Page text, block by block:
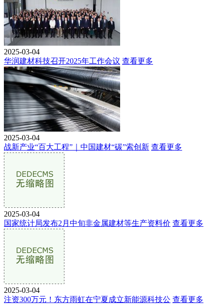
2025-03-04
华润建材科技召开2025年工作会议 查看更多
2025-03-04
战新产业“百大工程”｜中国建材“碳”索创新 查看更多
2025-03-04
国家统计局发布2月中旬非金属建材等生产资料价 查看更多
2025-03-04
注资300万元！东方雨虹在宁夏成立新能源科技公 查看更多